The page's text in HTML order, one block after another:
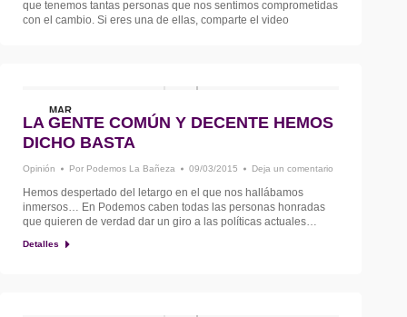
que tenemos tantas personas que nos sentimos comprometidas
con el cambio. Si eres una de ellas, comparte el video
MAR
9
LA GENTE COMÚN Y DECENTE HEMOS
DICHO BASTA
Opinión Por Podemos La Bañeza 09/03/2015 Deja un comentario
Hemos despertado del letargo en el que nos hallábamos
inmersos… En Podemos caben todas las personas honradas
que quieren de verdad dar un giro a las políticas actuales…
Detalles